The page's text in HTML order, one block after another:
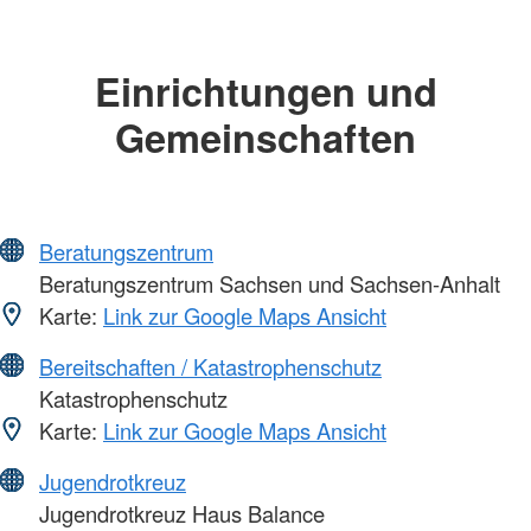
Einrichtungen und
Gemeinschaften
Beratungszentrum
Beratungszentrum Sachsen und Sachsen-Anhalt
Karte: Link zur Google Maps Ansicht
Bereitschaften / Katastrophenschutz
Katastrophenschutz
Karte: Link zur Google Maps Ansicht
Jugendrotkreuz
Jugendrotkreuz Haus Balance